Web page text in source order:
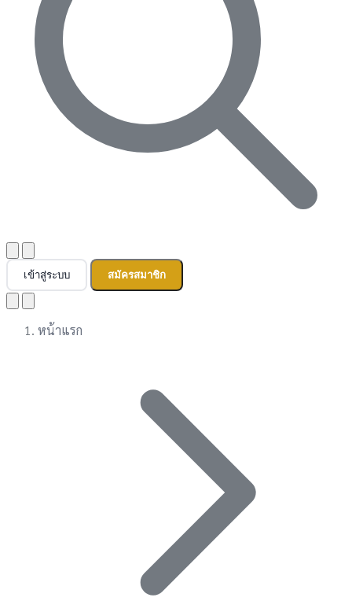
เข้าสู่ระบบ สมัครสมาชิก
หน้าแรก